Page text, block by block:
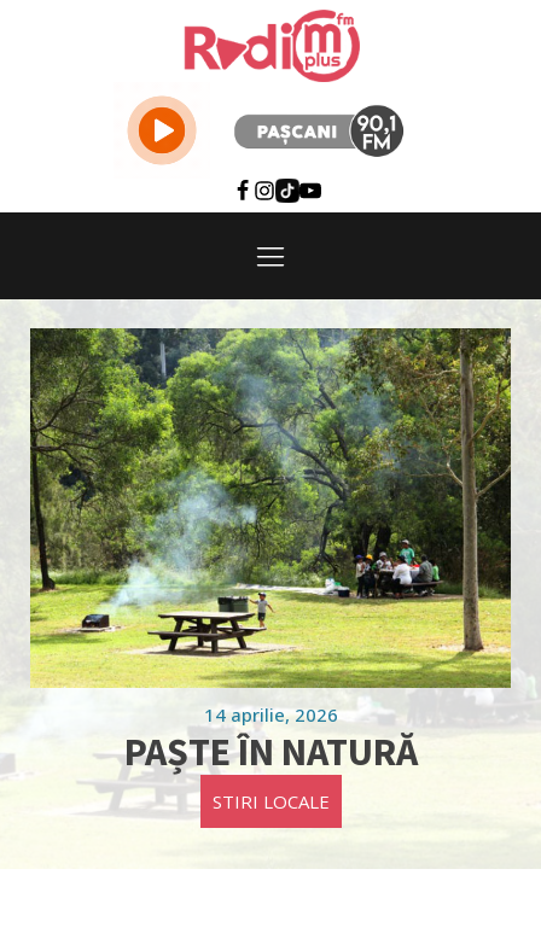
14 aprilie, 2026
PAȘTE ÎN NATURĂ
STIRI LOCALE